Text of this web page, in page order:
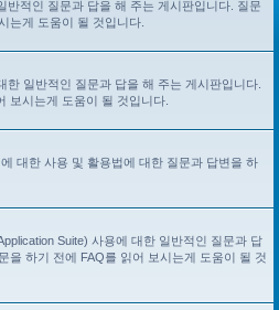
반적인 질문과 답을 해 주는 게시판입니다. 질문
는게 도움이 될 것입니다.
한 일반적인 질문과 답을 해 주는 게시판입니다.
보시는게 도움이 될 것입니다.
대한 사용 및 활용법에 대한 질문과 답변을 하
Suite) 사용에 대한 일반적인 질문과 답
을 하기 전에 FAQ를 읽어 보시는게 도움이 될 것